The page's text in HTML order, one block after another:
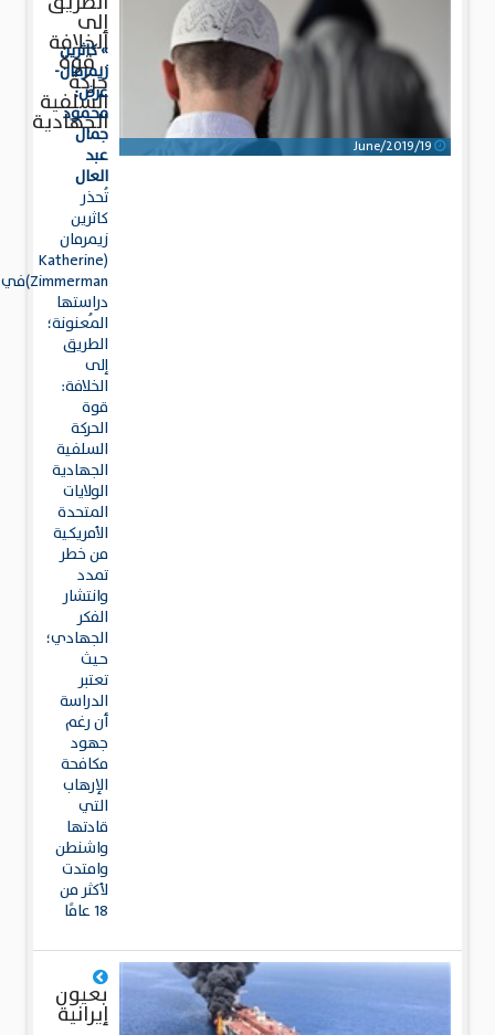
إلى
الخلافة
.. قوة
حركة
السلفية
الجهادية
» كاثرين
زيمرمان-
عرض:
محمود
جمال
عبد
العال
تُحذر
كاثرين
زيمرمان
(Katherine
Zimmerman)في
دراستها
المُعنونة؛
الطريق
إلى
الخلافة:
قوة
الحركة
السلفية
الجهادية
الولايات
المتحدة
الأمريكية
من خطر
تمدد
وانتشار
الفكر
الجهادي؛
حيث
تعتبر
الدراسة
أن رغم
جهود
مكافحة
الإرهاب
التي
قادتها
واشنطن
وامتدت
لأكثر من
18 عامًا
بعيون
إيرانية